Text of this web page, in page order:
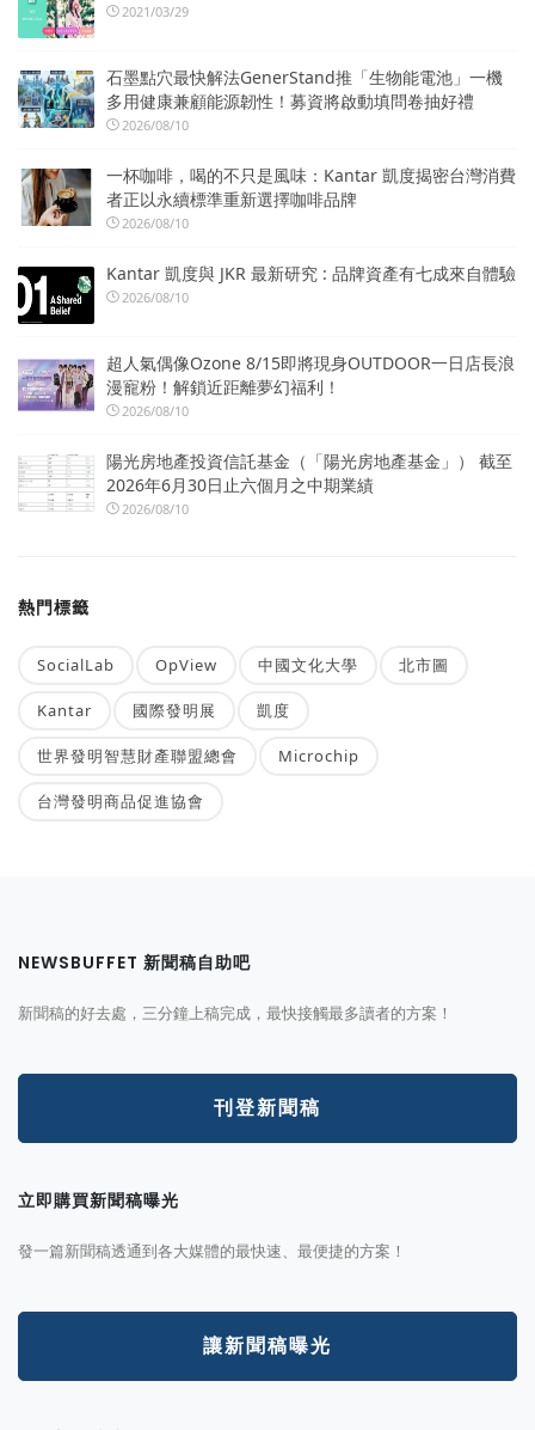
2021/03/29
石墨點穴最快解法GenerStand推「生物能電池」一機
多用健康兼顧能源韌性！募資將啟動填問卷抽好禮
2026/08/10
一杯咖啡，喝的不只是風味：Kantar 凱度揭密台灣消費
者正以永續標準重新選擇咖啡品牌
2026/08/10
Kantar 凱度與 JKR 最新研究 : 品牌資產有七成來自體驗
2026/08/10
超人氣偶像Ozone 8/15即將現身OUTDOOR一日店長浪
漫寵粉！解鎖近距離夢幻福利！
2026/08/10
陽光房地產投資信託基金（「陽光房地產基金」） 截至
2026年6月30日止六個月之中期業績
2026/08/10
熱門標籤
SocialLab OpView 中國文化大學 北市圖
Kantar 國際發明展 凱度
世界發明智慧財產聯盟總會 Microchip
台灣發明商品促進協會
NEWSBUFFET 新聞稿自助吧
新聞稿的好去處，三分鐘上稿完成，最快接觸最多讀者的方案！
刊登新聞稿
立即購買新聞稿曝光
發一篇新聞稿透通到各大媒體的最快速、最便捷的方案！
讓新聞稿曝光